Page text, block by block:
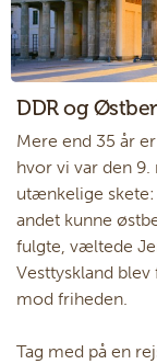
DDR og
Mere end 35 år
hvor vi var den
utænkelige
andet kunne
fulgte, væltede
Vesttyskland
mod friheden.
Tag med på en